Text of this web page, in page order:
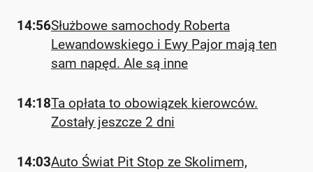
14:56Służbowe samochody Roberta
Lewandowskiego i Ewy Pajor mają ten
sam napęd. Ale są inne
14:18Ta opłata to obowiązek kierowców.
Zostały jeszcze 2 dni
14:03Auto Świat Pit Stop ze Skolimem,